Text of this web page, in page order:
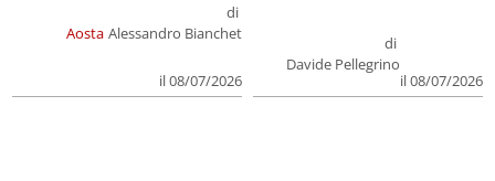
Aosta
di
Alessandro Bianchet
il 08/07/2026
di
Davide Pellegrino
il 08/07/2026